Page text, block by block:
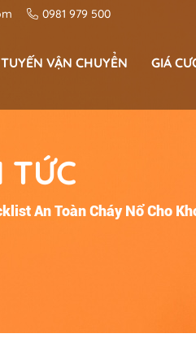
0981 979 500
TUYẾN VẬN CHUYỂN GIÁ
TỨC
An Toàn Cháy Nổ Cho